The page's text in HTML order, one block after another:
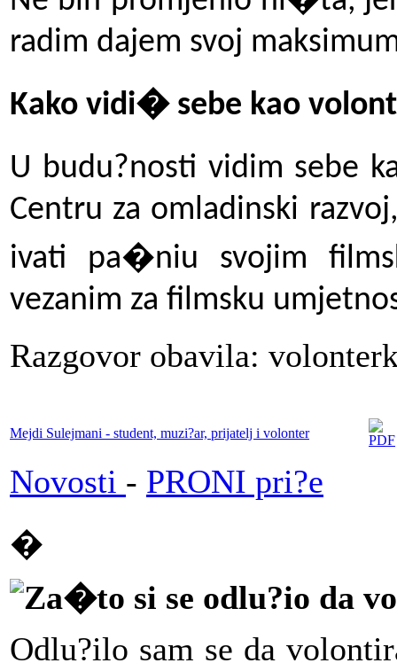
radim dajem svoj
Kako vidi� sebe kao
U budu?nosti vidim sebe
Centru za omladinski
ivati pa�niu svojim
vezanim za filmsku
Razgovor obavila:
Mejdi Sulejmani - student, muzi?ar, prijatelj i volonter
Novosti - PRONI pri?e
�
Za�to si se odlu?io da
Odlu?ilo sam se da